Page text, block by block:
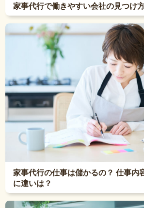
家事代行で働きやすい会社の見つけ
家事代行の仕事は儲かるの？ 仕事内
に違いは？